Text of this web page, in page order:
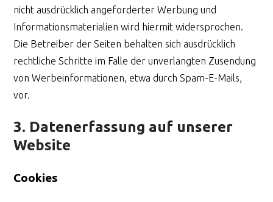
nicht ausdrücklich angeforderter Werbung und
Informationsmaterialien wird hiermit widersprochen.
Die Betreiber der Seiten behalten sich ausdrücklich
rechtliche Schritte im Falle der unverlangten Zusendung
von Werbeinformationen, etwa durch Spam-E-Mails,
vor.
3. Datenerfassung auf unserer
Website
Cookies